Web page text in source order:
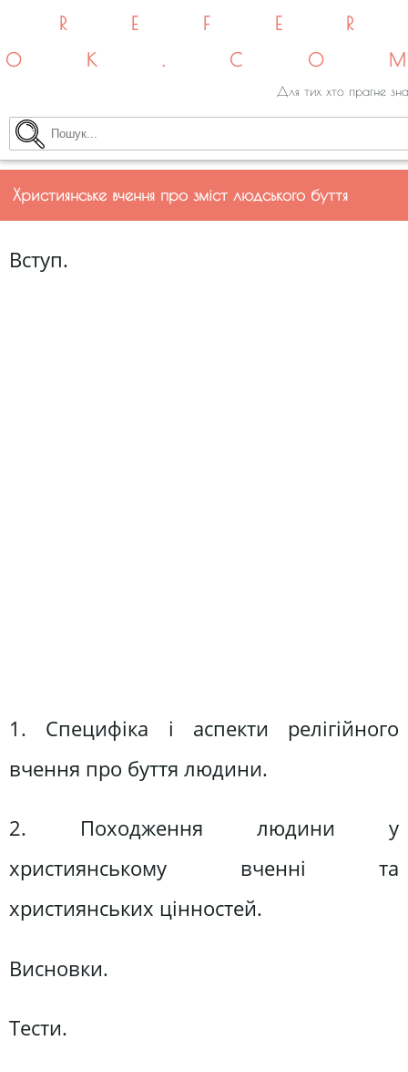
Для тих хто прагне
Християнське вчення про зміст людського буття
Вступ.
1. Специфіка і аспекти релігійного
вчення про буття людини.
2. Походження людини у
християнському вченні та
християнських цінностей.
Висновки.
Тести.